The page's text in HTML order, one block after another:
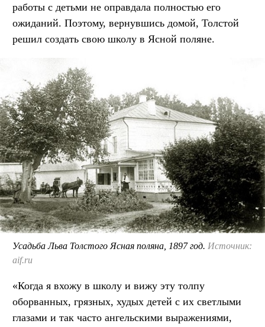
работы с детьми не оправдала полностью его
ожиданий. Поэтому, вернувшись домой, Толстой
решил создать свою школу в Ясной поляне.
Усадьба Льва Толстого Ясная поляна, 1897 год. Источник:
aif.ru
«Когда я вхожу в школу и вижу эту толпу
оборванных, грязных, худых детей с их светлыми
глазами и так часто ангельскими выражениями,